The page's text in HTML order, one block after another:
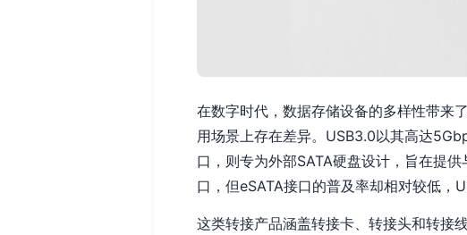
在数字时代，数据存储设备的多样性带来
用场景上存在差异。USB3.0以其高达
口，则专为外部SATA硬盘设计，旨在提
口，但eSATA接口的普及率却相对较低，
这类转接产品涵盖转接卡、转接头和转接